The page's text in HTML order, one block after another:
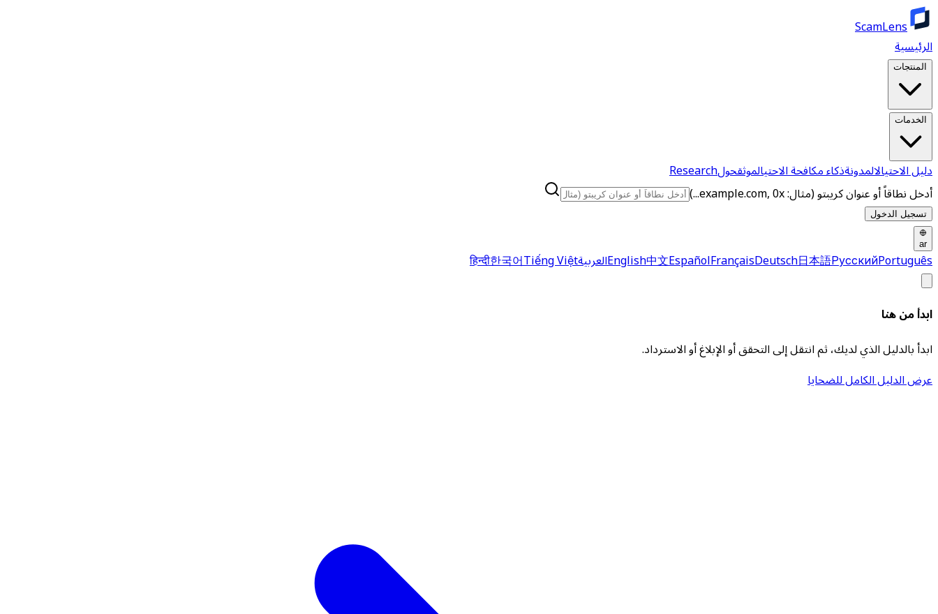
ScamLens
الرئيسية
المنتجات
الخدمات
دليل الاحتيالالمدونةذكاء مكافحة الاحتيالموثقحولResearch
أدخل نطاقاً أو عنوان كريبتو (مثال: example.com, 0x...)
تسجيل الدخول
ar
English中文EspañolFrançaisDeutsch日本語РусскийPortuguês العربية हिन्दी한국어Tiếng Việt
ابدأ من هنا
ابدأ بالدليل الذي لديك، ثم انتقل إلى التحقق أو الإبلاغ أو الاسترداد.
عرض الدليل الكامل للضحايا